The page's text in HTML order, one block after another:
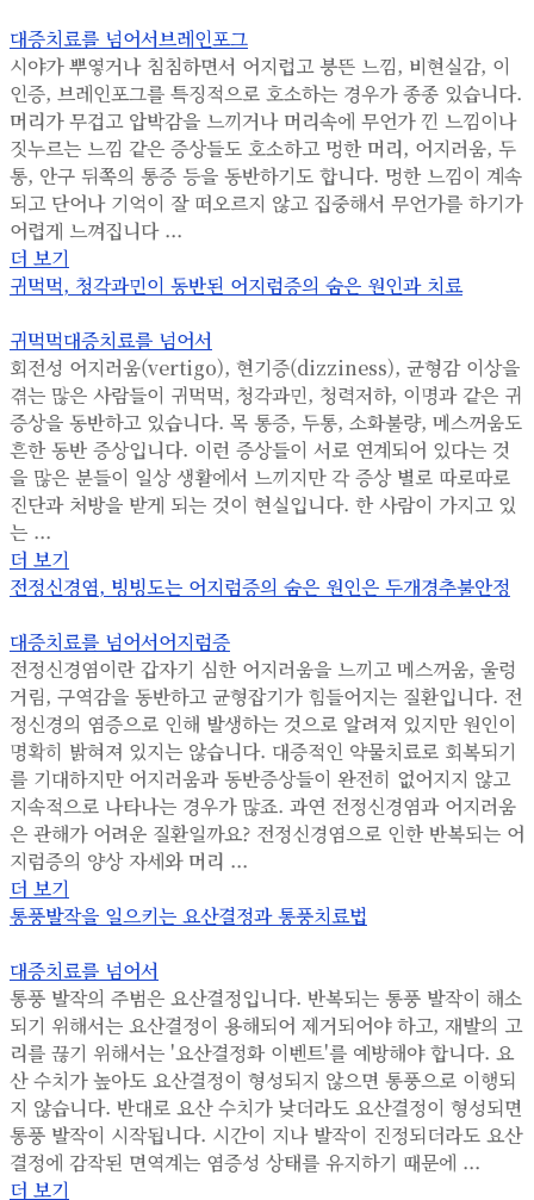
대증치료를 넘어서브레인포그
시야가 뿌옇거나 침침하면서 어지럽고 붕뜬 느낌, 비현실감, 이
인증, 브레인포그를 특징적으로 호소하는 경우가 종종 있습니다.
머리가 무겁고 압박감을 느끼거나 머리속에 무언가 낀 느낌이나
짓누르는 느낌 같은 증상들도 호소하고 멍한 머리, 어지러움, 두
통, 안구 뒤쪽의 통증 등을 동반하기도 합니다. 멍한 느낌이 계속
되고 단어나 기억이 잘 떠오르지 않고 집중해서 무언가를 하기가
어렵게 느껴집니다 ...
더 보기
귀먹먹, 청각과민이 동반된 어지럼증의 숨은 원인과 치료
귀먹먹대증치료를 넘어서
회전성 어지러움(vertigo), 현기증(dizziness), 균형감 이상을
겪는 많은 사람들이 귀먹먹, 청각과민, 청력저하, 이명과 같은 귀
증상을 동반하고 있습니다. 목 통증, 두통, 소화불량, 메스꺼움도
흔한 동반 증상입니다. 이런 증상들이 서로 연계되어 있다는 것
을 많은 분들이 일상 생활에서 느끼지만 각 증상 별로 따로따로
진단과 처방을 받게 되는 것이 현실입니다. 한 사람이 가지고 있
는 ...
더 보기
전정신경염, 빙빙도는 어지럼증의 숨은 원인은 두개경추불안정
대증치료를 넘어서어지럼증
전정신경염이란 갑자기 심한 어지러움을 느끼고 메스꺼움, 울렁
거림, 구역감을 동반하고 균형잡기가 힘들어지는 질환입니다. 전
정신경의 염증으로 인해 발생하는 것으로 알려져 있지만 원인이
명확히 밝혀져 있지는 않습니다. 대증적인 약물치료로 회복되기
를 기대하지만 어지러움과 동반증상들이 완전히 없어지지 않고
지속적으로 나타나는 경우가 많죠. 과연 전정신경염과 어지러움
은 관해가 어려운 질환일까요? 전정신경염으로 인한 반복되는 어
지럼증의 양상 자세와 머리 ...
더 보기
통풍발작을 일으키는 요산결정과 통풍치료법
대증치료를 넘어서
통풍 발작의 주범은 요산결정입니다. 반복되는 통풍 발작이 해소
되기 위해서는 요산결정이 용해되어 제거되어야 하고, 재발의 고
리를 끊기 위해서는 '요산결정화 이벤트'를 예방해야 합니다. 요
산 수치가 높아도 요산결정이 형성되지 않으면 통풍으로 이행되
지 않습니다. 반대로 요산 수치가 낮더라도 요산결정이 형성되면
통풍 발작이 시작됩니다. 시간이 지나 발작이 진정되더라도 요산
결정에 감작된 면역계는 염증성 상태를 유지하기 때문에 ...
더 보기